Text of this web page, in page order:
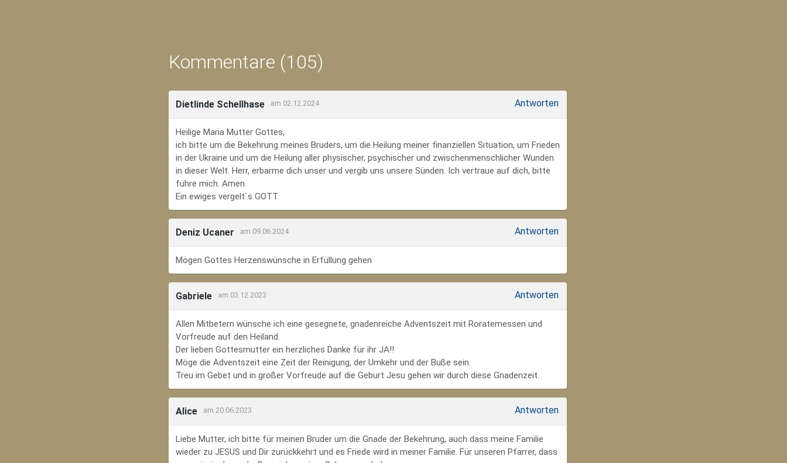
Kommentare (105)
Dietlinde Schellhase am 02.12.2024 Antworten
Heilige Maria Mutter Gottes,
ich bitte um die Bekehrung meines Bruders, um die Heilung meiner finanziellen Situation, um Frieden
in der Ukraine und um die Heilung aller physischer, psychischer und zwischenmenschlicher Wunden
in dieser Welt. Herr, erbarme dich unser und vergib uns unsere Sünden. Ich vertraue auf dich, bitte
führe mich. Amen.
Ein ewiges vergelt`s GOTT
Deniz Ucaner am 09.06.2024 Antworten
Mögen Gottes Herzenswünsche in Erfüllung gehen
Gabriele am 03.12.2023 Antworten
Allen Mitbetern wünsche ich eine gesegnete, gnadenreiche Adventszeit mit Roratemessen und
Vorfreude auf den Heiland.
Der lieben Gottesmutter ein herzliches Danke für ihr JA!!
Möge die Adventszeit eine Zeit der Reinigung, der Umkehr und der Buße sein.
Treu im Gebet und in großer Vorfreude auf die Geburt Jesu gehen wir durch diese Gnadenzeit.
Alice am 20.06.2023 Antworten
Liebe Mutter, ich bitte für meinen Bruder um die Gnade der Bekehrung, auch dass meine Familie
wieder zu JESUS und Dir zurückkehrt und es Friede wird in meiner Familie. Für unseren Pfarrer, dass